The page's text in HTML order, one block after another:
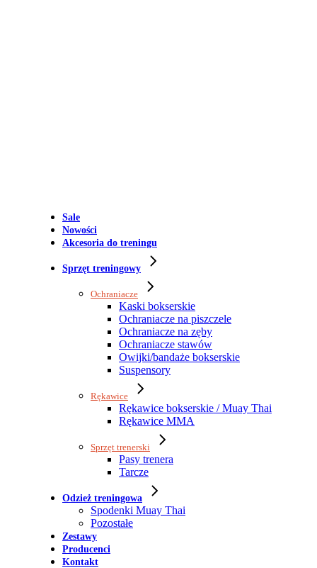
Sale
Nowości
Akcesoria do treningu
Sprzęt treningowy
Ochraniacze
Kaski bokserskie
Ochraniacze na piszczele
Ochraniacze na zęby
Ochraniacze stawów
Owijki/bandaże bokserskie
Suspensory
Rękawice
Rękawice bokserskie / Muay Thai
Rękawice MMA
Sprzęt trenerski
Pasy trenera
Tarcze
Odzież treningowa
Spodenki Muay Thai
Pozostałe
Zestawy
Producenci
Kontakt